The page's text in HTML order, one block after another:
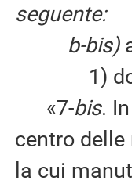
seguente:
b-bis)
1) dopo
«7-bis.
centro delle
la cui